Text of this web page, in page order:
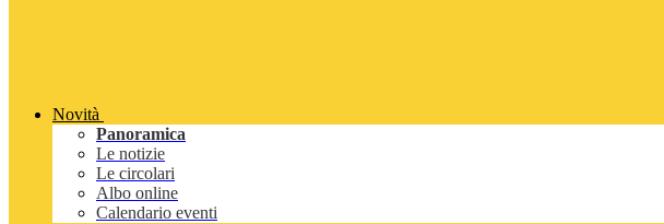
Novità
Panoramica
Le notizie
Le circolari
Albo online
Calendario eventi